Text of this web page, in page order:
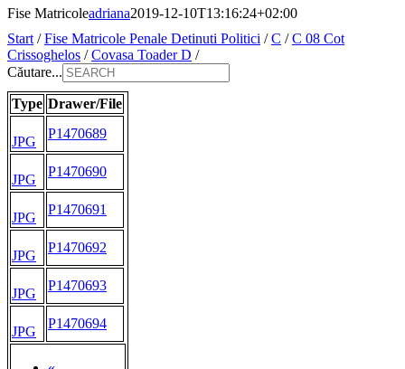
Fise Matricoleadriana2019-12-10T13:16:24+02:00
Start /Fise Matricole Penale Detinuti Politici /C /C 08 Cot
Crissoghelos /Covasa Toader D /
Căutare...
Type Drawer/File
JPG
P1470689
JPG
P1470690
JPG
P1470691
JPG
P1470692
JPG
P1470693
JPG
P1470694